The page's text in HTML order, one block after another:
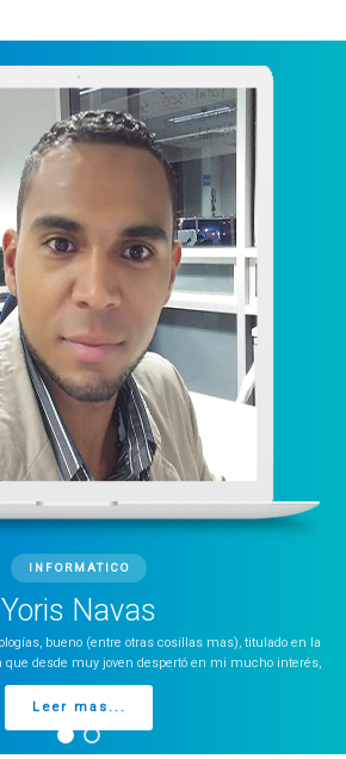
INFORMATICO
Yoris Navas
bueno (entre otras cosillas mas), titulado en la
desde muy joven despertó en mi mucho interés,
Leer mas...